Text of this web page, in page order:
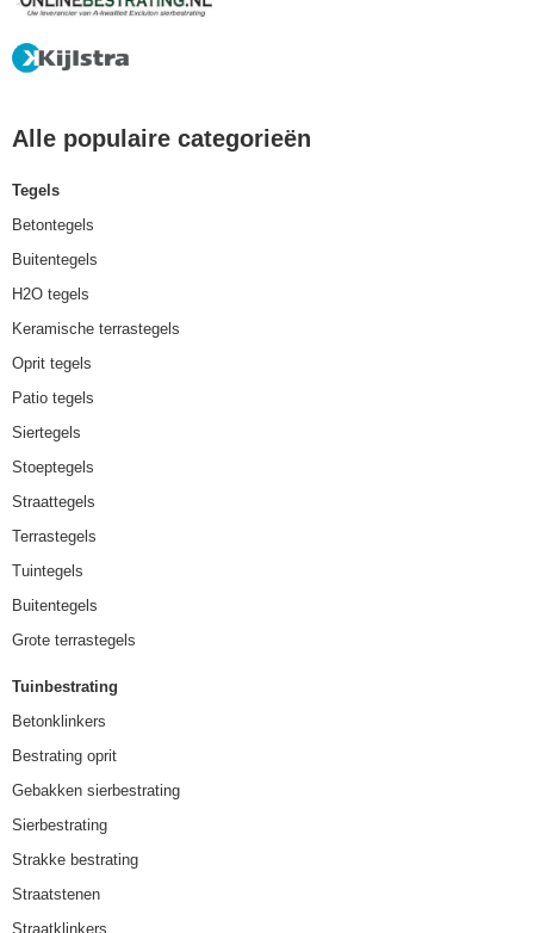
Alle populaire categorieën
Tegels
Betontegels
Buitentegels
H2O tegels
Keramische terrastegels
Oprit tegels
Patio tegels
Siertegels
Stoeptegels
Straattegels
Terrastegels
Tuintegels
Buitentegels
Grote terrastegels
Tuinbestrating
Betonklinkers
Bestrating oprit
Gebakken sierbestrating
Sierbestrating
Strakke bestrating
Straatstenen
Straatklinkers